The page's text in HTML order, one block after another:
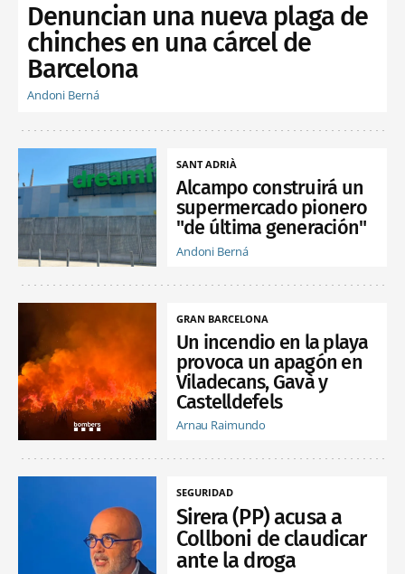
Denuncian una nueva plaga de
chinches en una cárcel de
Barcelona
Andoni Berná
SANT ADRIÀ
Alcampo construirá un
supermercado pionero
"de última generación"
Andoni Berná
GRAN BARCELONA
Un incendio en la playa
provoca un apagón en
Viladecans, Gavà y
Castelldefels
Arnau Raimundo
SEGURIDAD
Sirera (PP) acusa a
Collboni de claudicar
ante la droga